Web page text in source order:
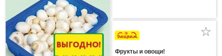
Фрукты и овощи!